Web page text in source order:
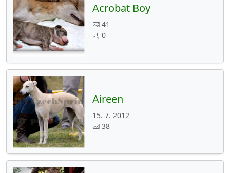
Acrobat Boy
41
0
Aireen
15. 7. 2012
38